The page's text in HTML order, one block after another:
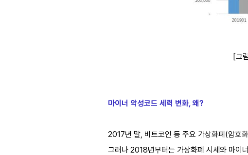
[그
마이너 악성코드 세력 변화, 왜?
2017년 말, 비트코인 등 주요 가상화폐(암호
그러나 2018년부터는 가상화폐 시세와 마이